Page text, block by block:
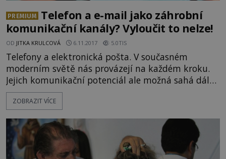
PREMIUM
Telefon a e-mail jako záhrobní
komunikační kanály? Vyloučit to nelze!
OD JITKA KRULCOVÁ 6.11.2017 5.0TIS
Telefony a elektronická pošta. V současném
moderním světě nás provázejí na každém kroku.
Jejich komunikační potenciál ale možná sahá dále,
než bychom očekávali. Co když vám jednou
zazvoní telefon a na druhém konci bude někdo z
denní poštou najdete email, jehož odesílatel už
nějaký čas není mezi živými? Elektronika je často
spojována se záhrobím ja
ZOBRAZIT VÍCE